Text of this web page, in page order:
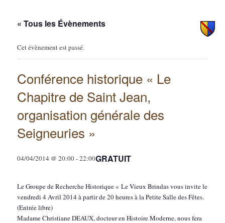
« Tous les Évènements
Cet évènement est passé.
Conférence historique « Le
Chapitre de Saint Jean,
organisation générale des
Seigneuries »
04/04/2014 @ 20:00-22:00GRATUIT
Le Groupe de Recherche Historique « Le Vieux Brindas vous invite le
vendredi 4 Avril 2014 à partir de 20 heures à la Petite Salle des Fêtes.
(Entrée libre)
Madame Christiane DEAUX, docteur en Histoire Moderne, nous fera